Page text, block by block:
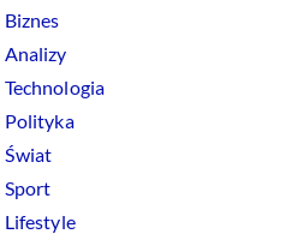
Biznes
Analizy
Technologia
Polityka
Świat
Sport
Lifestyle